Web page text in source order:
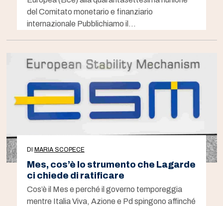
del Comitato monetario e finanziario
internazionale Pubblichiamo il…
DI MARIA SCOPECE
Mes, cos’è lo strumento che Lagarde
ci chiede di ratificare
Cos’è il Mes e perché il governo temporeggia
mentre Italia Viva, Azione e Pd spingono affinché